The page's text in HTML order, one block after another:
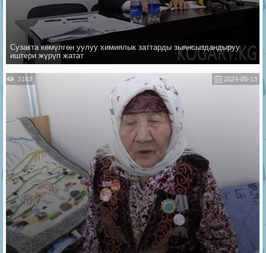
Сузакта көмүлгөн уулуу химиялык заттарды зыянсыздандыруу
иштери жүрүп жатат
2024-05-13
3163